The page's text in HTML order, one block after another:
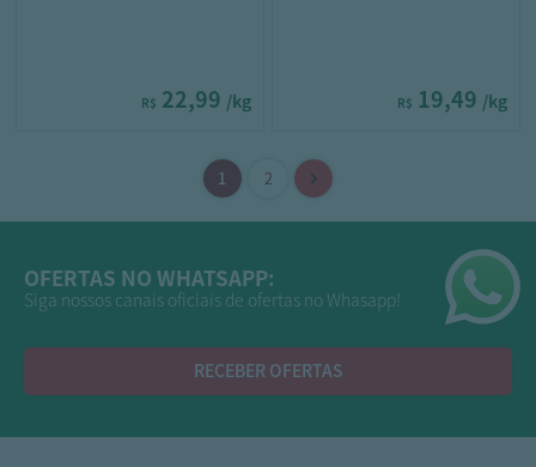
R$ 22,99 /kg R$ 19,49 /kg
OFERTAS NO WHATSAPP:
Siga nossos canais oficiais de ofertas no Whasapp!
RECEBER OFERTAS